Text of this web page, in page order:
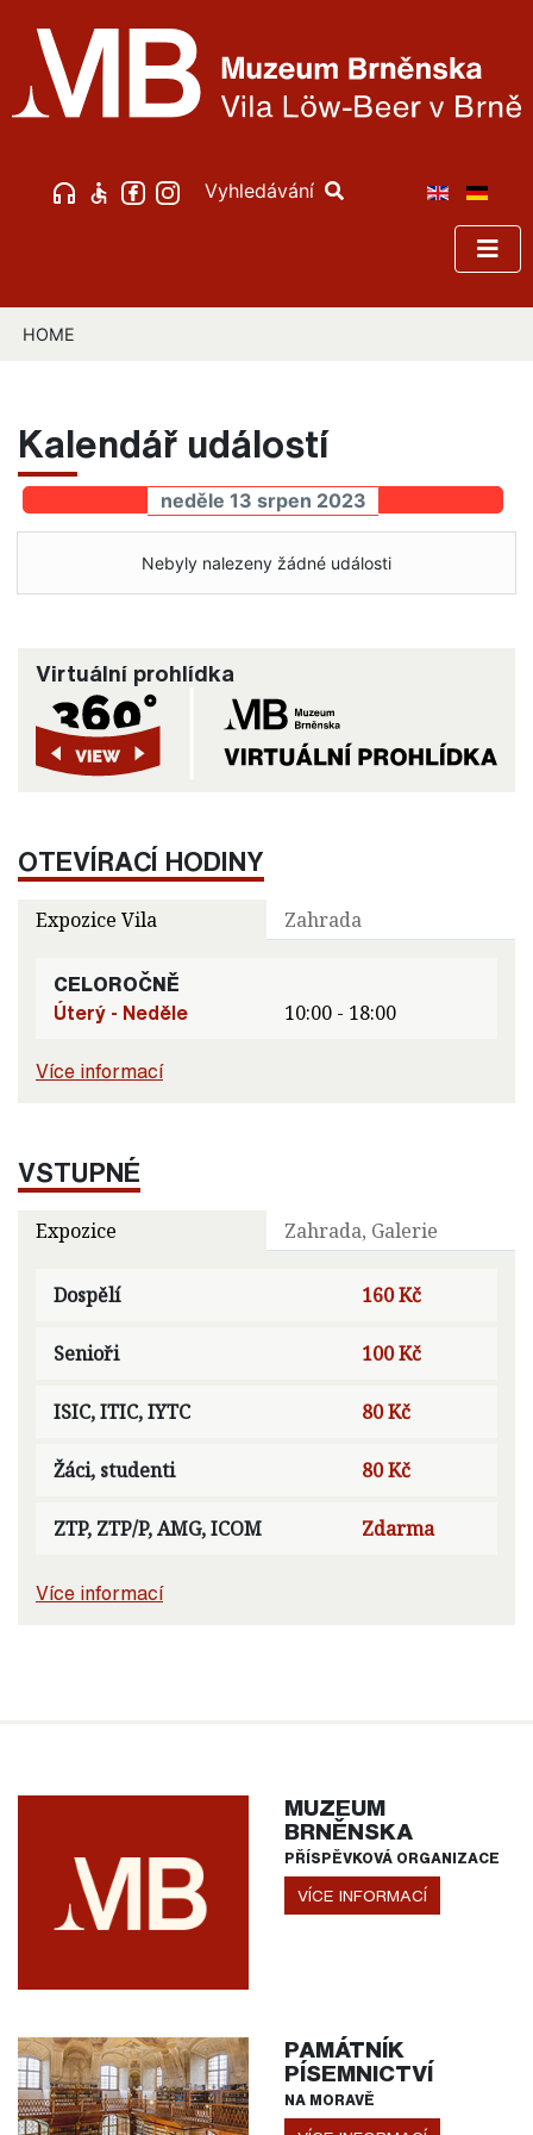
Vyhledávání
HOME
Kalendář událostí
neděle 13 srpen 2023
Nebyly nalezeny žádné události
Virtuální prohlídka
OTEVÍRACÍ HODINY
Expozice Vila Zahrada
CELOROČNĚ
Úterý - Neděle
10:00 - 18:00
Více informací
VSTUPNÉ
Expozice Zahrada, Galerie
Dospělí 160 Kč
Senioři 100 Kč
ISIC, ITIC, IYTC 80 Kč
Žáci, studenti 80 Kč
ZTP, ZTP/P, AMG, ICOM Zdarma
Více informací
MUZEUM
BRNĚNSKA
PŘÍSPĚVKOVÁ ORGANIZACE
VÍCE INFORMACÍ
PAMÁTNÍK
PÍSEMNICTVÍ
NA MORAVĚ